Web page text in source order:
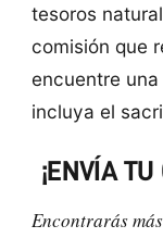
tesoros
comisión que
encuentre
incluya el
¡ENVÍA
Encontrarás